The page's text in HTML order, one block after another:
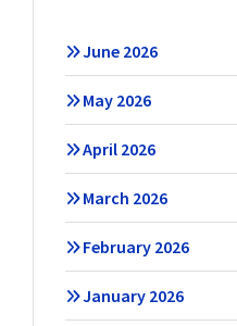
June 2026
May 2026
April 2026
March 2026
February 2026
January 2026